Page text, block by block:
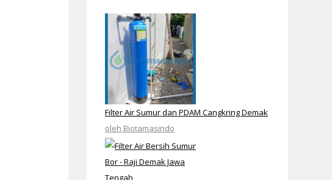
Filter Air Sumur dan PDAM Cangkring Demak
oleh Biotamasindo